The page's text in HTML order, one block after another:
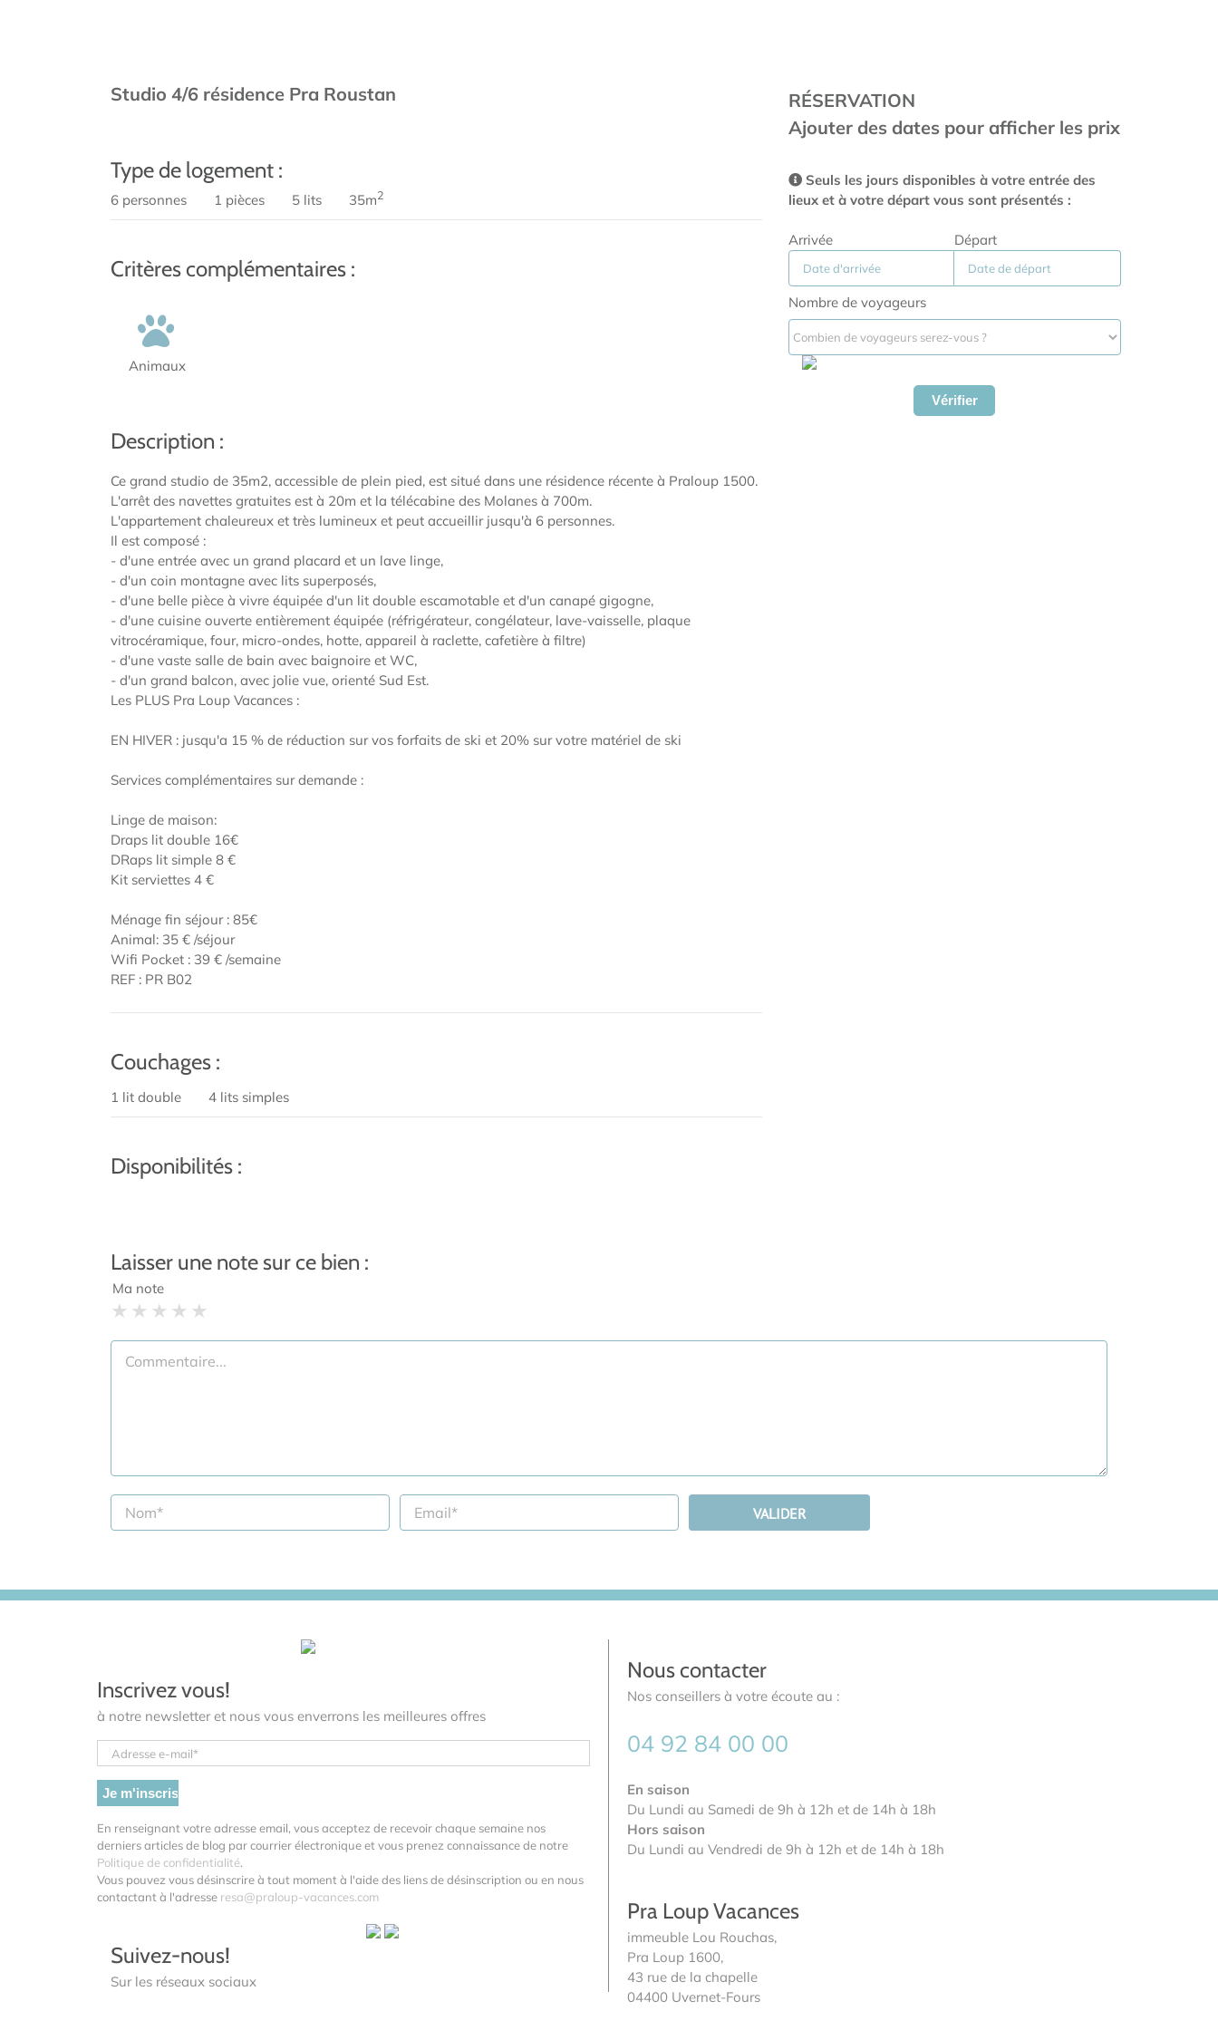
Studio 4/6 résidence Pra Roustan
Type de logement :
6 personnes 1 pièces 5 lits 35m2
Critères complémentaires :
Animaux
Description :
Ce grand studio de 35m2, accessible de plein pied, est situé dans une résidence récente à Praloup 1500.
L'arrêt des navettes gratuites est à 20m et la télécabine des Molanes à 700m.
L'appartement chaleureux et très lumineux et peut accueillir jusqu'à 6 personnes.
Il est composé :
- d'une entrée avec un grand placard et un lave linge,
- d'un coin montagne avec lits superposés,
- d'une belle pièce à vivre équipée d'un lit double escamotable et d'un canapé gigogne,
- d'une cuisine ouverte entièrement équipée (réfrigérateur, congélateur, lave-vaisselle, plaque
vitrocéramique, four, micro-ondes, hotte, appareil à raclette, cafetière à filtre)
- d'une vaste salle de bain avec baignoire et WC,
- d'un grand balcon, avec jolie vue, orienté Sud Est.
Les PLUS Pra Loup Vacances :
EN HIVER : jusqu'a 15 % de réduction sur vos forfaits de ski et 20% sur votre matériel de ski
Services complémentaires sur demande :
Linge de maison:
Draps lit double 16€
DRaps lit simple 8 €
Kit serviettes 4 €
Ménage fin séjour : 85€
Animal: 35 € /séjour
Wifi Pocket : 39 € /semaine
REF : PR B02
Couchages :
1 lit double 4 lits simples
Disponibilités :
RÉSERVATION
Ajouter des dates pour afficher les prix
Seuls les jours disponibles à votre entrée des
lieux et à votre départ vous sont présentés :
Arrivée Départ
Nombre de voyageurs
Vérifier
Laisser une note sur ce bien :
Ma note
4 stars
3 stars
2 stars
1 star
Inscrivez vous!
à notre newsletter et nous vous enverrons les meilleures offres
En renseignant votre adresse email, vous acceptez de recevoir chaque semaine nos
derniers articles de blog par courrier électronique et vous prenez connaissance de notre
Politique de confidentialité.
Vous pouvez vous désinscrire à tout moment à l'aide des liens de désinscription ou en nous
contactant à l'adresse resa@praloup-vacances.com
Suivez-nous!
Sur les réseaux sociaux
Nous contacter
Nos conseillers à votre écoute au :
04 92 84 00 00
En saison
Du Lundi au Samedi de 9h à 12h et de 14h à 18h
Hors saison
Du Lundi au Vendredi de 9h à 12h et de 14h à 18h
Pra Loup Vacances
immeuble Lou Rouchas,
Pra Loup 1600,
43 rue de la chapelle
04400 Uvernet-Fours